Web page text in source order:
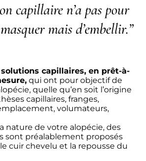
capillaire n’a pas pour
mais d’embellir.”
capillaires, en prêt-à-
qui ont pour objectif de
quelle qu’en soit l’origine
capillaires, franges,
volumateurs,
nature de votre alopécie, des
sont préalablement proposés
cuir chevelu et la repousse du